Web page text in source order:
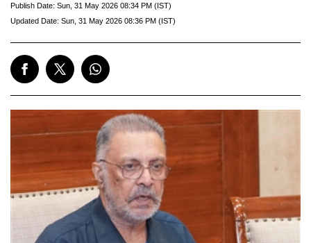
Publish Date: Sun, 31 May 2026 08:34 PM (IST)
Updated Date: Sun, 31 May 2026 08:36 PM (IST)